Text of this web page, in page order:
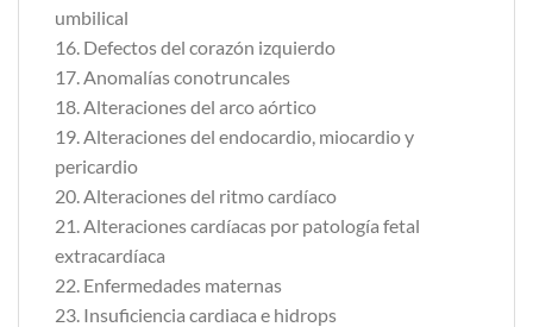
umbilical
16. Defectos del corazón izquierdo
17. Anomalías conotruncales
18. Alteraciones del arco aórtico
19. Alteraciones del endocardio, miocardio y
pericardio
20. Alteraciones del ritmo cardíaco
21. Alteraciones cardíacas por patología fetal
extracardíaca
22. Enfermedades maternas
23. Insuficiencia cardiaca e hidrops